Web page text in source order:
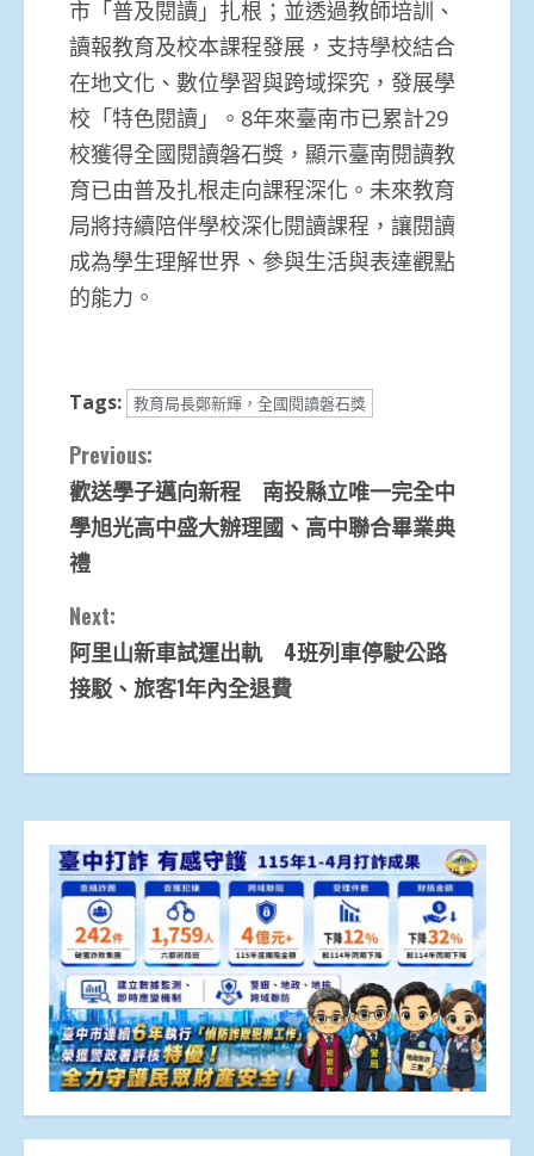
市「普及閱讀」扎根；並透過教師培訓、
讀報教育及校本課程發展，支持學校結合
在地文化、數位學習與跨域探究，發展學
校「特色閱讀」。8年來臺南市已累計29
校獲得全國閱讀磐石獎，顯示臺南閱讀教
育已由普及扎根走向課程深化。未來教育
局將持續陪伴學校深化閱讀課程，讓閱讀
成為學生理解世界、參與生活與表達觀點
的能力。
Tags: 教育局長鄭新輝，全國閱讀磐石獎
Continue
Reading
Previous:
歡送學子邁向新程 南投縣立唯一完全中
學旭光高中盛大辦理國、高中聯合畢業典
禮
Next:
阿里山新車試運出軌 4班列車停駛公路
接駁、旅客1年內全退費